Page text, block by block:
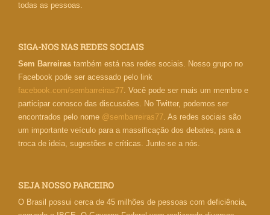
todas as pessoas.
SIGA-NOS NAS REDES SOCIAIS
Sem Barreiras também está nas redes sociais. Nosso grupo no
Facebook pode ser acessado pelo link
facebook.com/sembarreiras77. Você pode ser mais um membro e
participar conosco das discussões. No Twitter, podemos ser
encontrados pelo nome @sembarreiras77. As redes sociais são
um importante veículo para a massificação dos debates, para a
troca de ideia, sugestões e críticas. Junte-se a nós.
SEJA NOSSO PARCEIRO
O Brasil possui cerca de 45 milhões de pessoas com deficiência,